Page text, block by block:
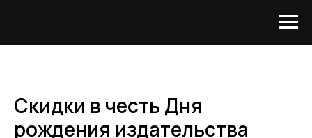
Скидки в честь Дня
рождения издательства